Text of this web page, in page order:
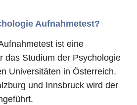
Aufnahmetest?
ist eine
das Studium der Psychologie
Universitäten in Österreich.
und Innsbruck wird der